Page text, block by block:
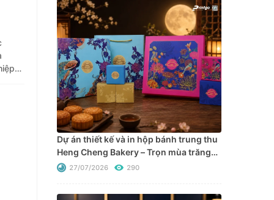
Dự án thiết kế và in hộp bánh trung thu
Heng Cheng Bakery – Trọn mùa trăng
trên đất nước Chùa Tháp
27/07/2026 290